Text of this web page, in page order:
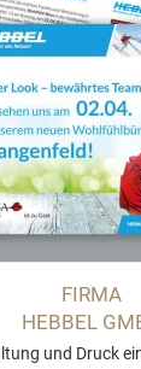
FIRMA
HEBBEL
und Druck